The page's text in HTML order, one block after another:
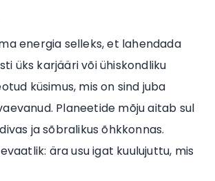
energia selleks, et lahendada
üks karjääri või ühiskondliku
küsimus, mis on sind juba
Planeetide mõju aitab sul
ja sõbralikus õhkkonnas.
ära usu igat kuulujuttu, mis